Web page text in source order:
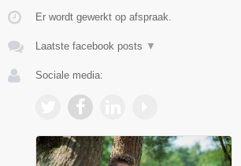
Er wordt gewerkt op afspraak.
Laatste facebook posts ▼
Sociale media: